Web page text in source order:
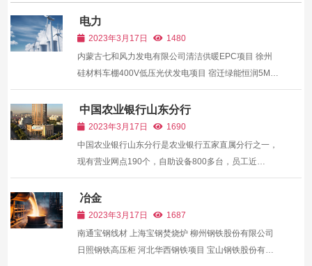
电力
2023年3月17日
1480
内蒙古七和风力发电有限公司清洁供暖EPC项目 徐州
硅材料车棚400V低压光伏发电项目 宿迁绿能恒润5MW
屋顶分布发电项目、合肥马钢钢板材有限公司、宿迁绿
能德威10MW屋顶分布 苏州纳米城分布式发电项目 上
海临港新兴产业园区 分布式光伏发电项目 协鑫遂溪县
12...
中国农业银行山东分行
2023年3月17日
1690
中国农业银行山东分行是农业银行五家直属分行之一，
现有营业网点190个，自助设备800多台，员工近
4000A，物理网点和自助设备数量皆居同业首位。历经
多年的改革发展，其已经成为城乡一体，本外币综合经
营，资金实力雄厚、业务品种齐全、科技水平领先、服
务效率一流...
冶金
2023年3月17日
1687
南通宝钢线材 上海宝钢焚烧炉 柳州钢铁股份有限公司
日照钢铁高压柜 河北华西钢铁项目 宝山钢铁股份有限